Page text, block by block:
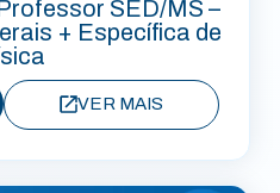
SED/MS –
+ Específica de
VER MAIS